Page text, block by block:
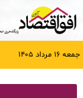
جمعه ۱۶ مرداد ۱۴۰۵